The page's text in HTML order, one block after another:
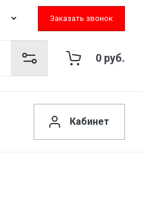
Заказать звонок
0 руб.
Кабинет